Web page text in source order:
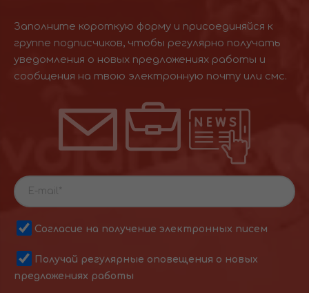
Заполните короткую форму и присоединяйся к
группе подписчиков, чтобы регулярно получать
уведомления о новых предложениях работы и
сообщения на твою электронную почту или смс.
Согласие на получение электронных писем
Получай регулярные оповещения о новых
предложениях работы